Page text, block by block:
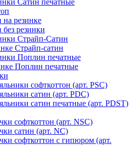
Сатин печатные
резинке
резинки
Страйп-Сатин
Страйп-сатин
Поплин печатные
Поплин печатные
софткоттон (арт. PSC)
сатин (арт. PDC)
сатин печатные (арт. PDST)
софткоттон (арт. NSC)
сатин (арт. NC)
софткоттон с гипюром (арт.